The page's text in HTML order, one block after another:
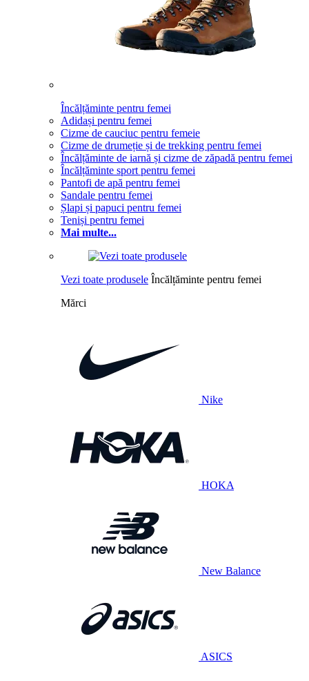
Încălțăminte pentru femei
Adidași pentru femei
Cizme de cauciuc pentru femeie
Cizme de drumeție și de trekking pentru femei
Încălțăminte de iarnă și cizme de zăpadă pentru femei
Încălțăminte sport pentru femei
Pantofi de apă pentru femei
Sandale pentru femei
Șlapi și papuci pentru femei
Teniși pentru femei
Mai multe...
Vezi toate produsele Încălțăminte pentru femei
Mărci
Nike
HOKA
New Balance
ASICS